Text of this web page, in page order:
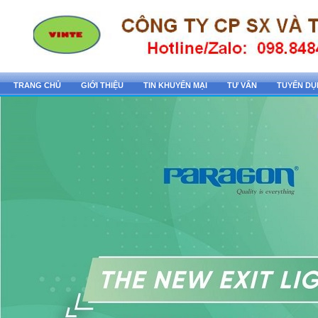
TRANG CHỦ GIỚI THIỆU TIN KHUYẾN MẠI TƯ VẤN TUYỂN